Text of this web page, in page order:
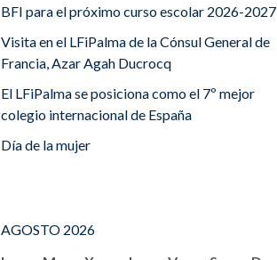
BFI para el próximo curso escolar 2026-2027
Visita en el LFiPalma de la Cónsul General de
Francia, Azar Agah Ducrocq
El LFiPalma se posiciona como el 7º mejor
colegio internacional de España
Día de la mujer
AGOSTO 2026